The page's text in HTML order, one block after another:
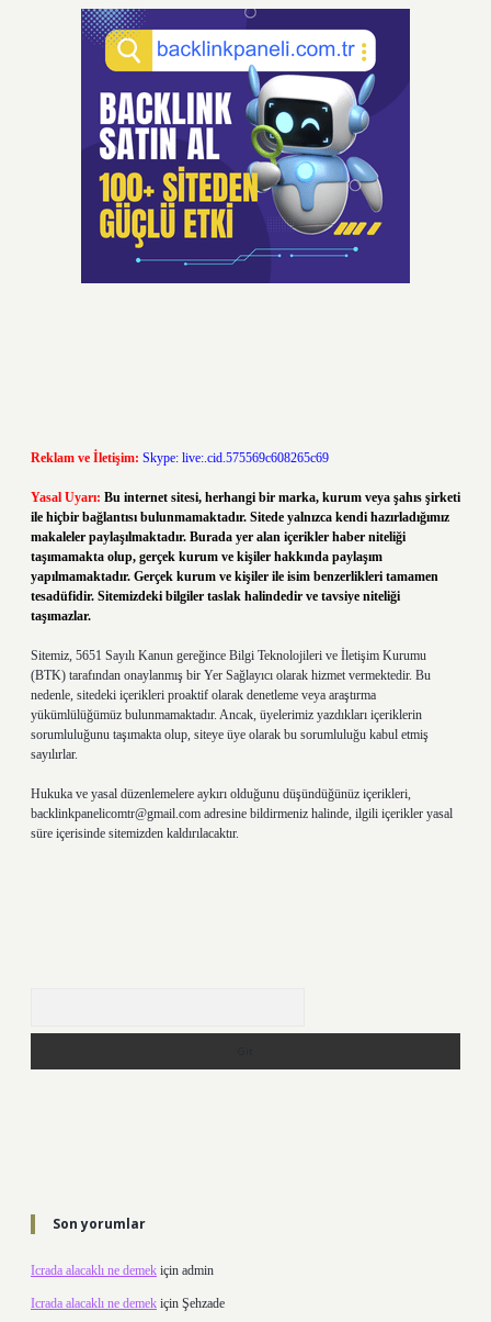
Reklam ve İletişim: Skype: live:.cid.575569c608265c69
Yasal Uyarı: Bu internet sitesi, herhangi bir marka, kurum veya şahıs şirketi
ile hiçbir bağlantısı bulunmamaktadır. Sitede yalnızca kendi hazırladığımız
makaleler paylaşılmaktadır. Burada yer alan içerikler haber niteliği
taşımamakta olup, gerçek kurum ve kişiler hakkında paylaşım
yapılmamaktadır. Gerçek kurum ve kişiler ile isim benzerlikleri tamamen
tesadüfidir. Sitemizdeki bilgiler taslak halindedir ve tavsiye niteliği
taşımazlar.
Sitemiz, 5651 Sayılı Kanun gereğince Bilgi Teknolojileri ve İletişim Kurumu
(BTK) tarafından onaylanmış bir Yer Sağlayıcı olarak hizmet vermektedir. Bu
nedenle, sitedeki içerikleri proaktif olarak denetleme veya araştırma
yükümlülüğümüz bulunmamaktadır. Ancak, üyelerimiz yazdıkları içeriklerin
sorumluluğunu taşımakta olup, siteye üye olarak bu sorumluluğu kabul etmiş
sayılırlar.
Hukuka ve yasal düzenlemelere aykırı olduğunu düşündüğünüz içerikleri,
backlinkpanelicomtr@gmail.com adresine bildirmeniz halinde, ilgili içerikler yasal
süre içerisinde sitemizden kaldırılacaktır.
Son yorumlar
Icrada alacaklı ne demek için admin
Icrada alacaklı ne demek için Şehzade